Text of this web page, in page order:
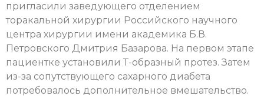
пригласили заведующего отделением
торакальной хирургии Российского научного
центра хирургии имени академика Б.В.
Петровского Дмитрия Базарова. На первом этапе
пациентке установили Т-образный протез. Затем
из-за сопутствующего сахарного диабета
потребовалось дополнительное вмешательство.